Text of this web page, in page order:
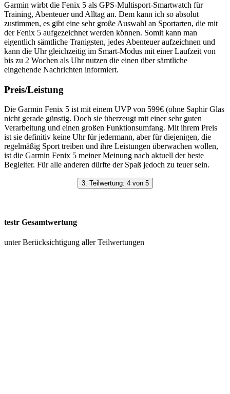
Garmin wirbt die Fenix 5 als GPS-Multisport-Smartwatch für
Training, Abenteuer und Alltag an. Dem kann ich so absolut
zustimmen, es gibt eine sehr große Auswahl an Sportarten, die mit
der Fenix 5 aufgezeichnet werden können. Somit kann man
eigentlich sämtliche Tranigsten, jedes Abenteuer aufzeichnen und
kann die Uhr gleichzeitig im Smart-Modus mit einer Laufzeit von
bis zu 2 Wochen als Uhr nutzen die einen über sämtliche
eingehende Nachrichten informiert.
Preis/Leistung
Die Garmin Fenix 5 ist mit einem UVP von 599€ (ohne Saphir Glas
nicht gerade günstig. Doch sie überzeugt mit einer sehr guten
Verarbeitung und einen großen Funktionsumfang. Mit ihrem Preis
ist sie definitiv keine Uhr für jedermann, aber für diejenigen, die
regelmäßig Sport treiben und ihre Leistungen überwachen wollen,
ist die Garmin Fenix 5 meiner Meinung nach aktuell der beste
Begleiter. Für alle anderen dürfte der Spaß jedoch zu teuer sein.
3. Teilwertung: 4 von 5
testr Gesamtwertung
unter Berücksichtigung aller Teilwertungen